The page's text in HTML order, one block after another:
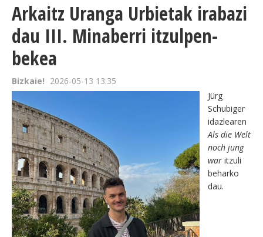
Arkaitz Uranga Urbietak irabazi
dau III. Minaberri itzulpen-
bekea
Bizkaie! 2026-05-13 13:35
Jürg
Schubiger
idazlearen
Als die Welt
noch jung
war itzuli
beharko
dau.